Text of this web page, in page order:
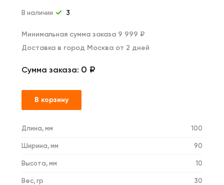
В наличии 3
Минимальная сумма заказа 9 999 ₽
Доставка в город Москва от 2 дней
Сумма заказа: 0 ₽
В корзину
Длина, мм 100
Ширина, мм 90
Высота, мм 10
Вес, гр 30